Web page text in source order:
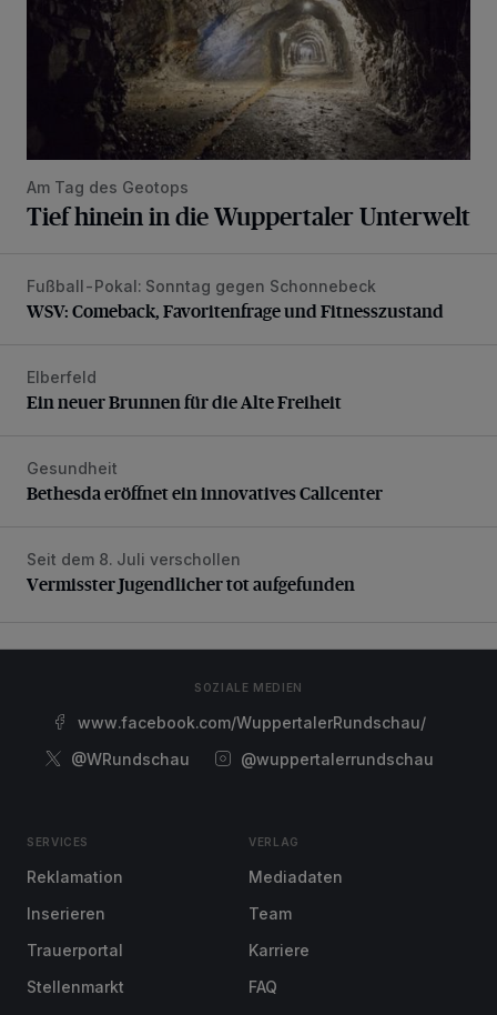
Am Tag des Geotops
Tief hinein in die Wuppertaler Unterwelt
WSV: Comeback, Favoritenfrage und Fitnesszustand
Fußball-Pokal: Sonntag gegen Schonnebeck
WSV: Comeback, Favoritenfrage und Fitnesszustand
Ein neuer Brunnen für die Alte Freiheit
Elberfeld
Ein neuer Brunnen für die Alte Freiheit
Bethesda eröffnet ein innovatives Callcenter
Gesundheit
Bethesda eröffnet ein innovatives Callcenter
Vermisster Jugendlicher tot aufgefunden
Seit dem 8. Juli verschollen
Vermisster Jugendlicher tot aufgefunden
SOZIALE MEDIEN
www.facebook.com/WuppertalerRundschau/
@WRundschau
@wuppertalerrundschau
SERVICES
Reklamation
Inserieren
Trauerportal
Stellenmarkt
VERLAG
Mediadaten
Team
Karriere
FAQ